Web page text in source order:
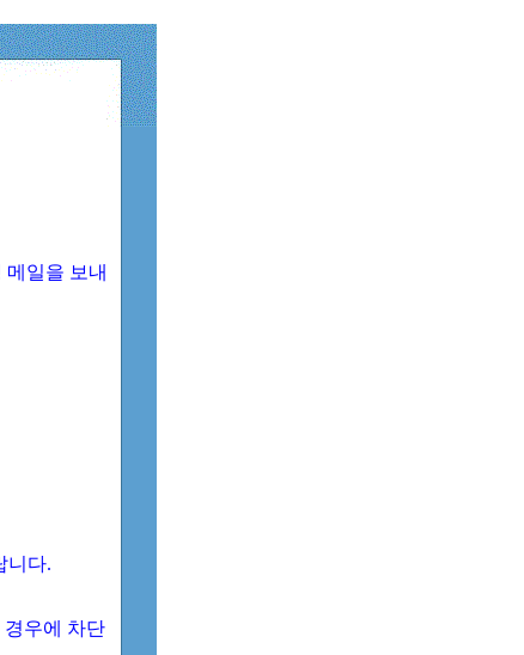
일을 보내
니다.
경우에 차단